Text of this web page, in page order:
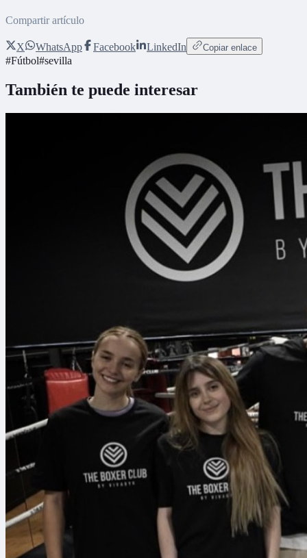
Compartir artículo
X WhatsApp Facebook LinkedIn Copiar enlace
#Fútbol#sevilla
También te puede interesar